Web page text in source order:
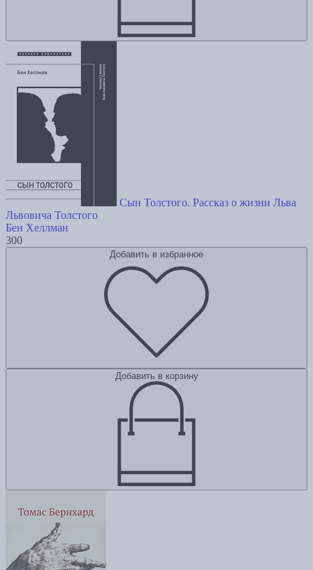
Сын Толстого. Рассказ о жизни Льва
Львовича Толстого
Бен Хеллман
300
Добавить в избранное
Добавить в корзину